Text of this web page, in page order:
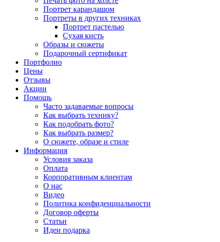
Портрет карандашом
Портреты в других техниках
Портрет пастелью
Сухая кисть
Образы и сюжеты
Подарочный сертификат
Портфолио
Цены
Отзывы
Акции
Помощь
Часто задаваемые вопросы
Как выбрать технику?
Как подобрать фото?
Как выбрать размер?
О сюжете, образе и стиле
Информация
Условия заказа
Оплата
Корпоративным клиентам
О нас
Видео
Политика конфиденциальности
Договор оферты
Статьи
Идеи подарка